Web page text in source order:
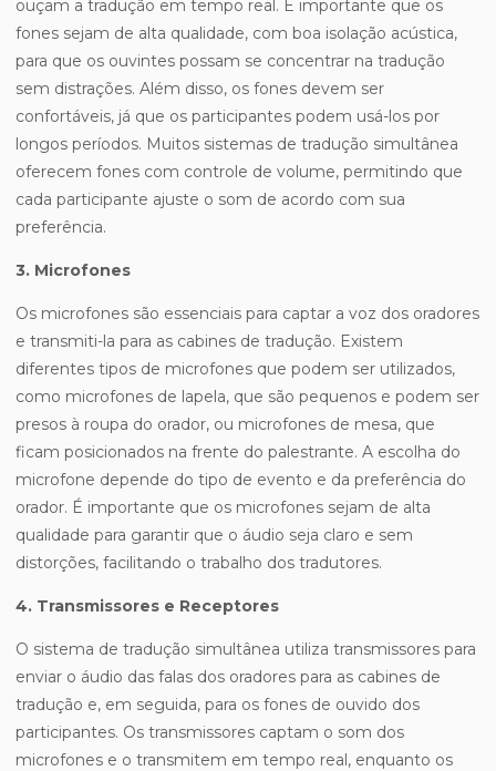
ouçam a tradução em tempo real. É importante que os
fones sejam de alta qualidade, com boa isolação acústica,
para que os ouvintes possam se concentrar na tradução
sem distrações. Além disso, os fones devem ser
confortáveis, já que os participantes podem usá-los por
longos períodos. Muitos sistemas de tradução simultânea
oferecem fones com controle de volume, permitindo que
cada participante ajuste o som de acordo com sua
preferência.
3. Microfones
Os microfones são essenciais para captar a voz dos oradores
e transmiti-la para as cabines de tradução. Existem
diferentes tipos de microfones que podem ser utilizados,
como microfones de lapela, que são pequenos e podem ser
presos à roupa do orador, ou microfones de mesa, que
ficam posicionados na frente do palestrante. A escolha do
microfone depende do tipo de evento e da preferência do
orador. É importante que os microfones sejam de alta
qualidade para garantir que o áudio seja claro e sem
distorções, facilitando o trabalho dos tradutores.
4. Transmissores e Receptores
O sistema de tradução simultânea utiliza transmissores para
enviar o áudio das falas dos oradores para as cabines de
tradução e, em seguida, para os fones de ouvido dos
participantes. Os transmissores captam o som dos
microfones e o transmitem em tempo real, enquanto os